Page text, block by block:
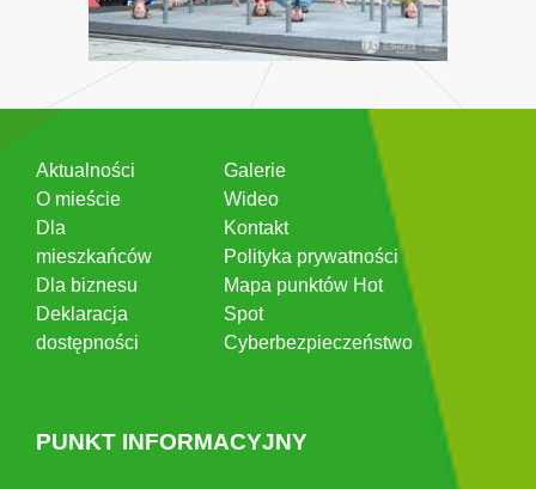
Aktualności
O mieście
Dla
mieszkańców
Dla biznesu
Deklaracja
dostępności
Galerie
Wideo
Kontakt
Polityka prywatności
Mapa punktów Hot
Spot
Cyberbezpieczeństwo
PUNKT INFORMACYJNY